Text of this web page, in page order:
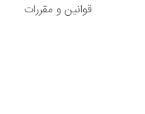
قوانین و مقررات